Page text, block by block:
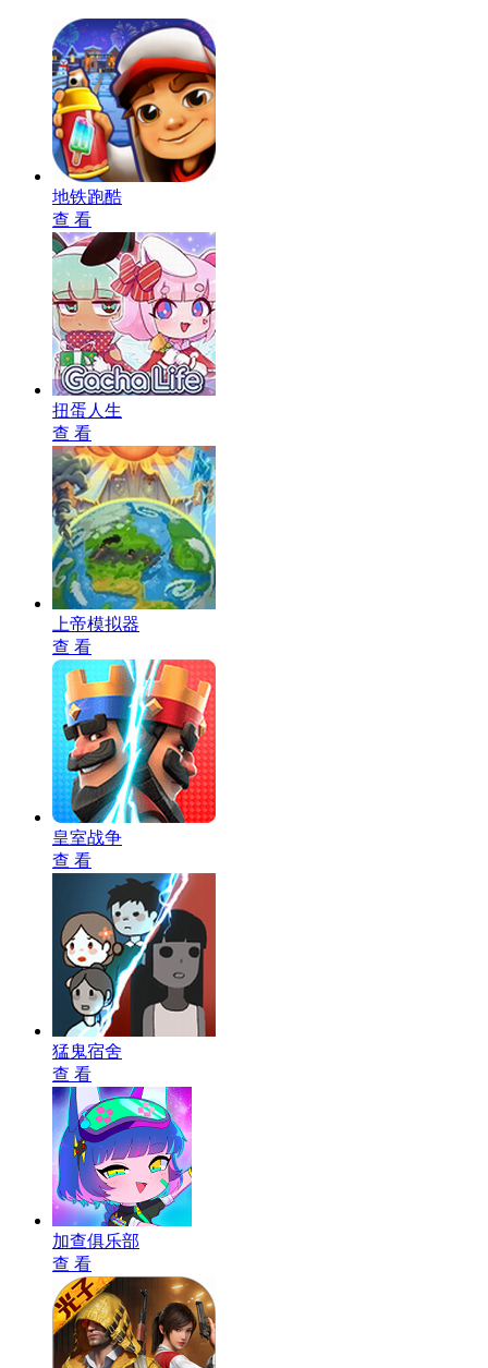
地铁跑酷
查 看
扭蛋人生
查 看
上帝模拟器
查 看
皇室战争
查 看
猛鬼宿舍
查 看
加查俱乐部
查 看